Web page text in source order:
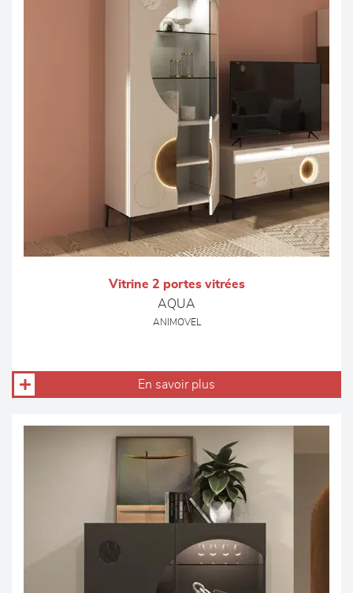
Vitrine 2 portes vitrées
AQUA
ANIMOVEL
En savoir plus